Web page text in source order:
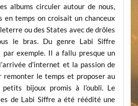
albums circuler autour de nous,
en temps on croisait un chanceux
ou des States avec de drôles
le bras. Du genre Labi Siffre
par exemple. Il a fallu presque un
d’internet et la passion de
remonter le temps et proposer au
bijoux promis à l’oubli. Le
de Labi Siffre a été réédité une